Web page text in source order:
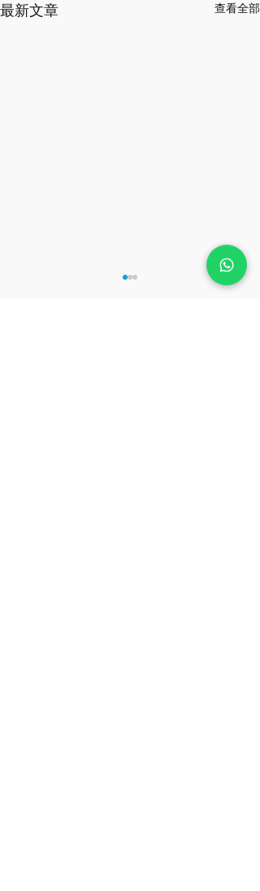
最新文章 查看全部